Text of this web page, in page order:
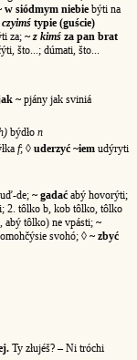
w siódmym niebie býti na
czyimś typie (guście)
za; ~ z kimś za pan brat
što...; dúmati, što...
~ pjány jak sviniá
býdło n
f; ◊ uderzyć ~iem udýryti
de; ~ gadać abý hovorýti;
2. tôlko b, kob tôlko, tôlko
tôlko) ne vpásti; ~
svohó; ◊ ~ zbyć
Ty złujéš? – Ni tróchi